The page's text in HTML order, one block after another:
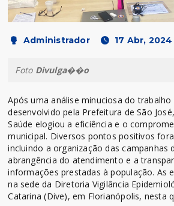
Administrador 17 Abr, 2024
Foto Divulga��o
Após uma análise minuciosa do trabalho
desenvolvido pela Prefeitura de São
Saúde elogiou a eficiência e o
municipal. Diversos pontos positivos
incluindo a organização das campanhas
abrangência do atendimento e a
informações prestadas à população. As
na sede da Diretoria Vigilância
Catarina (Dive), em Florianópolis, nesta